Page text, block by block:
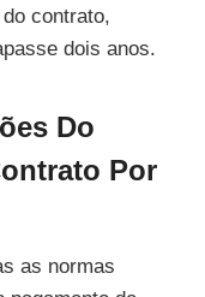
contrato,
dois anos.
Do
Por
as normas